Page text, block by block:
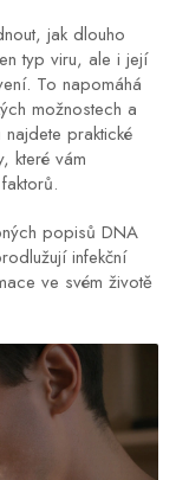
jak dlouho
typ viru, ale i její
To napomáhá
možnostech a
praktické
které vám
popisů DNA
infekční
ve svém životě